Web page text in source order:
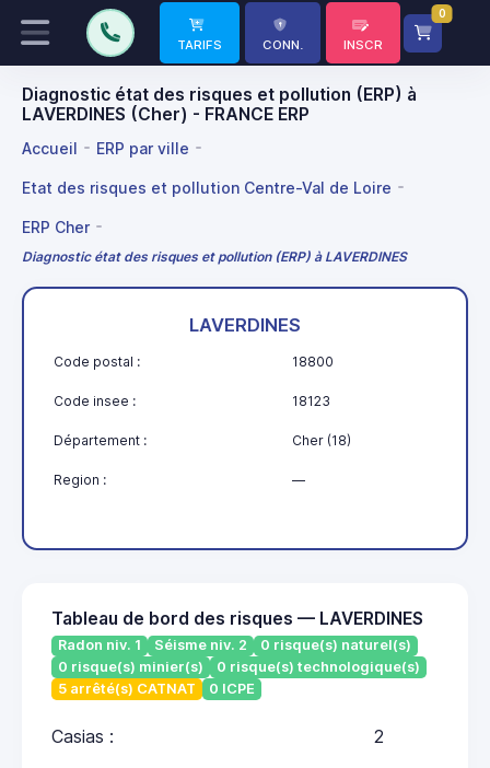
TARIFS CONN. INSCR
0
Diagnostic état des risques et pollution (ERP) à
LAVERDINES (Cher) - FRANCE ERP
Accueil ERP par ville
Etat des risques et pollution Centre-Val de Loire
ERP Cher
Diagnostic état des risques et pollution (ERP) à LAVERDINES
LAVERDINES
Code postal : 18800
Code insee : 18123
Département : Cher (18)
Region : —
Tableau de bord des risques — LAVERDINES
Radon niv. 1 Séisme niv. 2
0 risque(s) naturel(s)
0 risque(s) minier(s)
0 risque(s) technologique(s)
5 arrêté(s) CATNAT
0 ICPE
Casias : 2